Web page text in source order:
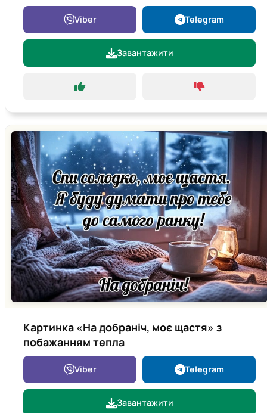
Viber Telegram
Завантажити
Картинка «На добраніч, моє щастя» з
побажанням тепла
Viber Telegram
Завантажити